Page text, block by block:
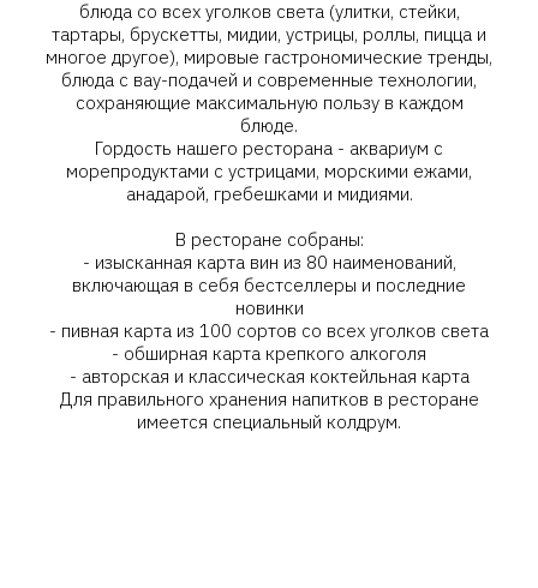
блюда со всех уголков света (улитки, стейки,
тартары, брускетты, мидии, устрицы, роллы, пицца и
многое другое), мировые гастрономические тренды,
блюда с вау-подачей и современные технологии,
сохраняющие максимальную пользу в каждом
блюде.
Гордость нашего ресторана - аквариум с
морепродуктами с устрицами, морскими ежами,
анадарой, гребешками и мидиями.
В ресторане собраны:
- изысканная карта вин из 80 наименований,
включающая в себя бестселлеры и последние
новинки
- пивная карта из 100 сортов со всех уголков света
- обширная карта крепкого алкоголя
- авторская и классическая коктейльная карта
Для правильного хранения напитков в ресторане
имеется специальный колдрум.